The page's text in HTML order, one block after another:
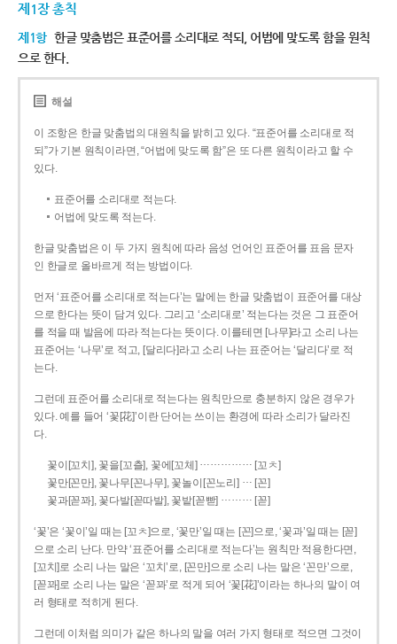
제1장 총칙
제1항 한글 맞춤법은 표준어를 소리대로 적되, 어법에 맞도록 함을 원칙
으로 한다.
해설
이 조항은 한글 맞춤법의 대원칙을 밝히고 있다. “표준어를 소리대로 적
되”가 기본 원칙이라면, “어법에 맞도록 함”은 또 다른 원칙이라고 할 수
있다.
표준어를 소리대로 적는다.
어법에 맞도록 적는다.
한글 맞춤법은 이 두 가지 원칙에 따라 음성 언어인 표준어를 표음 문자
인 한글로 올바르게 적는 방법이다.
먼저 ‘표준어를 소리대로 적는다’는 말에는 한글 맞춤법이 표준어를 대상
으로 한다는 뜻이 담겨 있다. 그리고 ‘소리대로’ 적는다는 것은 그 표준어
를 적을 때 발음에 따라 적는다는 뜻이다. 이를테면 [나무]라고 소리 나는
표준어는 ‘나무’로 적고, [달리다]라고 소리 나는 표준어는 ‘달리다’로 적
는다.
그런데 표준어를 소리대로 적는다는 원칙만으로 충분하지 않은 경우가
있다. 예를 들어 ‘꽃[花]’이란 단어는 쓰이는 환경에 따라 소리가 달라진
다.
꽃이[꼬치], 꽃을[꼬츨], 꽃에[꼬체] …………… [꼬ㅊ]
꽃만[꼰만], 꽃나무[꼰나무], 꽃놀이[꼰노리] … [꼰]
꽃과[꼳꽈], 꽃다발[꼳따발], 꽃밭[꼳빧] ……… [꼳]
‘꽃’은 ‘꽃이’일 때는 [꼬ㅊ]으로, ‘꽃만’일 때는 [꼰]으로, ‘꽃과’일 때는 [꼳]
으로 소리 난다. 만약 ‘표준어를 소리대로 적는다’는 원칙만 적용한다면,
[꼬치]로 소리 나는 말은 ‘꼬치’로, [꼰만]으로 소리 나는 말은 ‘꼰만’으로,
[꼳꽈]로 소리 나는 말은 ‘꼳꽈’로 적게 되어 ‘꽃[花]’이라는 하나의 말이 여
러 형태로 적히게 된다.
그런데 이처럼 의미가 같은 하나의 말을 여러 가지 형태로 적으면 그것이